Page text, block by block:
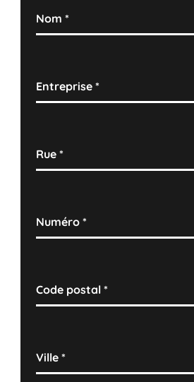
Nom*
Entreprise*
Rue*
Numéro*
Code postal*
Ville*